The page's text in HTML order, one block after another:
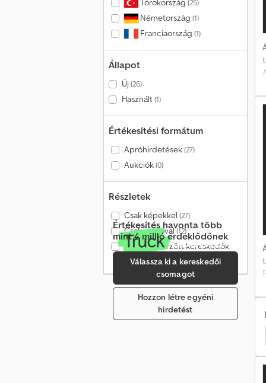
Törökország (25)
Németország (1)
Franciaország (1)
Állapot
Új(26)
Használt(1)
Értékesítési formátum
Apróhirdetések(27)
Aukciók(0)
Részletek
Csak képekkel (27)
Csak videóval(12)
Csak ellenőrzött kereskedők
(25)
Értékesítés havonta több
mint 4 millió érdeklődőnek
Válassza ki a kereskedői
csomagot
Hozzon létre egyéni
hirdetést